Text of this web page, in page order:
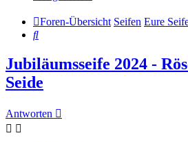
Foren-Übersicht Seifen Eure
Suche
Jubiläumsseife 2024 -
Seide
Antworten